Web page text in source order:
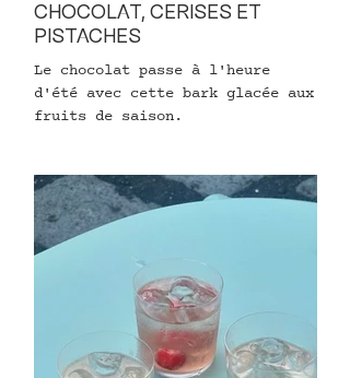
CHOCOLAT, CERISES ET
PISTACHES
Le chocolat passe à l'heure
d'été avec cette bark glacée aux
fruits de saison.